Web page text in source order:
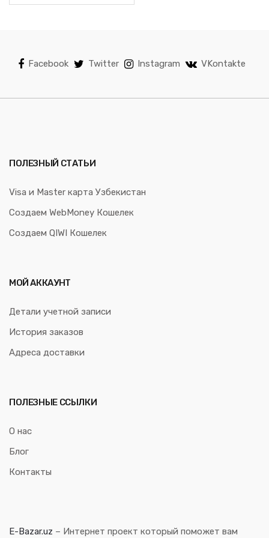
Facebook Twitter Instagram VKontakte
ПОЛЕЗНЫЙ СТАТЬИ
Visa и Master карта Узбекистан
Создаем WebMoney Кошелек
Создаем QIWI Кошелек
МОЙ АККАУНТ
Детали учетной записи
История заказов
Адреса доставки
ПОЛЕЗНЫЕ ССЫЛКИ
О нас
Блог
Контакты
E-Bazar.uz – Интернет проект который поможет вам